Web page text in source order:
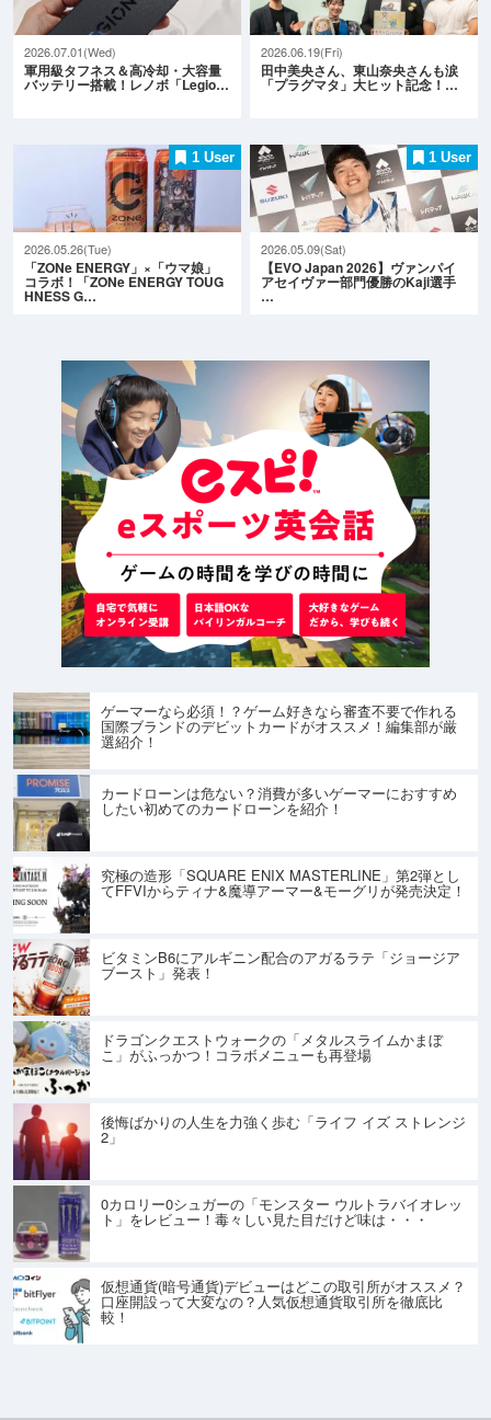
2026.07.01(Wed)
軍用級タフネス＆高冷却・大容量
バッテリー搭載！レノボ「Legio…
2026.06.19(Fri)
田中美央さん、東山奈央さんも涙
「プラグマタ」大ヒット記念！…
1 User
2026.05.26(Tue)
「ZONe ENERGY」×「ウマ娘」
コラボ！「ZONe ENERGY TOUG
HNESS G…
1 User
2026.05.09(Sat)
【EVO Japan 2026】ヴァンパイ
アセイヴァー部門優勝のKaji選手
…
ゲーマーなら必須！？ゲーム好きなら審査不要で作れる
国際ブランドのデビットカードがオススメ！編集部が厳
選紹介！
カードローンは危ない？消費が多いゲーマーにおすすめ
したい初めてのカードローンを紹介！
究極の造形「SQUARE ENIX MASTERLINE」第2弾とし
てFFVIからティナ&魔導アーマー&モーグリが発売決定！
ビタミンB6にアルギニン配合のアガるラテ「ジョージア
ブースト」発表！
ドラゴンクエストウォークの「メタルスライムかまぼ
こ」がふっかつ！コラボメニューも再登場
後悔ばかりの人生を力強く歩む「ライフ イズ ストレンジ
2」
0カロリー0シュガーの「モンスター ウルトラバイオレッ
ト」をレビュー！毒々しい見た目だけど味は・・・
仮想通貨(暗号通貨)デビューはどこの取引所がオススメ？
口座開設って大変なの？人気仮想通貨取引所を徹底比
較！